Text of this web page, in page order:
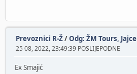
Prevoznici R-Ž/Odg: ŽM Tours, Jajce
25 08, 2022, 23:49:39 POSLIJEPODNE
Ex Smajić